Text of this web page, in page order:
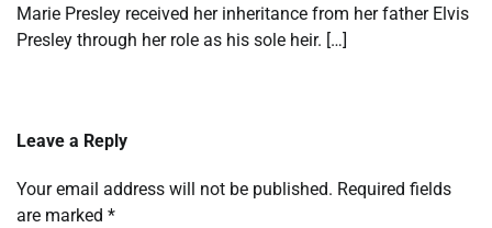
Marie Presley received her inheritance from her father Elvis
Presley through her role as his sole heir. […]
Leave a Reply
Your email address will not be published. Required fields
are marked *